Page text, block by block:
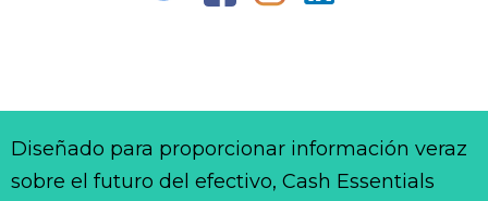
Diseñado para proporcionar información veraz
sobre el futuro del efectivo, Cash Essentials